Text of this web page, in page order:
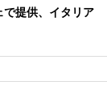
提供、イタリア